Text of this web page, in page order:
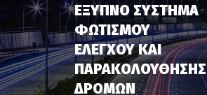
ΕΞΥΠΝΟ ΣΥΣΤΗΜΑ
ΦΩΤΙΣΜΟΥ
ΕΛΕΓΧΟΥ ΚΑΙ
ΠΑΡΑΚΟΛΟΥΘΗΣΗΣ
ΔΡΟΜΩΝ